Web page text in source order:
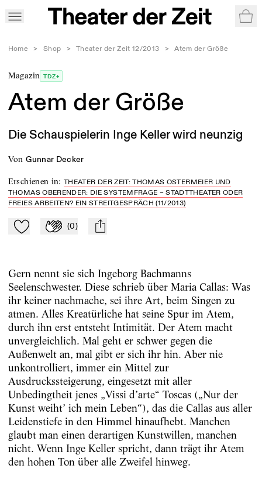
Home > Shop > Theater der Zeit 12/2013 > Atem der Größe
Magazin TDZ+
Atem der Größe
Die Schauspielerin Inge Keller wird neunzig
von Gunnar Decker
Erschienen in:THEATER DER ZEIT: THOMAS OSTERMEIER UND
THOMAS OBERENDER: DIE SYSTEMFRAGE – STADTTHEATER ODER
FREIES ARBEITEN? EIN STREITGESPRÄCH (11/2013)
Zu Mein-TdZ hinzufügen
Applaudieren
(0) mail
Gern nennt sie sich Ingeborg Bachmanns
Seelenschwester. Diese schrieb über Maria Callas: Was
ihr keiner nachmache, sei ihre Art, beim Singen zu
atmen. Alles Kreatürliche hat seine Spur im Atem,
durch ihn erst entsteht Intimität. Der Atem macht
unvergleichlich. Mal geht er schwer gegen die
Außenwelt an, mal gibt er sich ihr hin. Aber nie
unkontrolliert, immer ein Mittel zur
Ausdruckssteigerung, eingesetzt mit aller
Unbedingtheit jenes „Vissi d’arte“ Toscas („Nur der
Kunst weiht’ ich mein Leben“), das die Callas aus aller
Leidenstiefe in den Himmel hinaufhebt. Manchen
glaubt man einen derartigen Kunstwillen, manchen
nicht. Wenn Inge Keller spricht, dann trägt ihr Atem
den hohen Ton über alle Zweifel hinweg.